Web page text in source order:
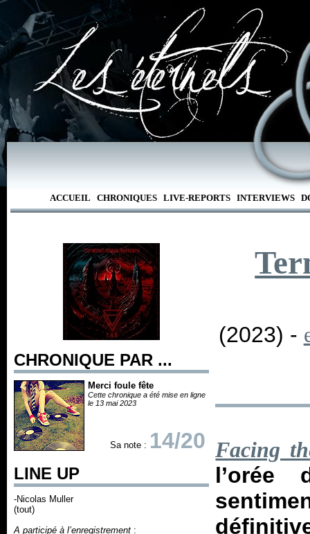
ACCUEIL CHRONIQUES LIVE-REPORTS INTERVIEWS
CHRONIQUE PAR ...
Merci foule fête
Cette chronique a été mise en ligne
le 13 mai 2023
Sa note : 14/20
LINE UP
-Nicolas Muller
(tout)
A participé à l’enregistrement :
(2023) -
Facing
l’orée